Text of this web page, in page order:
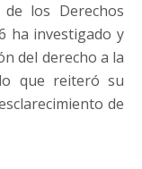
los Derechos
ha investigado y
del derecho a la
que reiteró su
de